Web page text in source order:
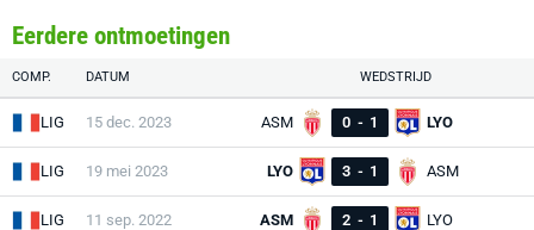
Eerdere ontmoetingen
COMP. DATUM WEDSTRIJD
LIG 15 dec. 2023 ASM 0 - 1 LYO
LIG 19 mei 2023 LYO 3 - 1 ASM
LIG 11 sep. 2022 ASM 2 - 1 LYO